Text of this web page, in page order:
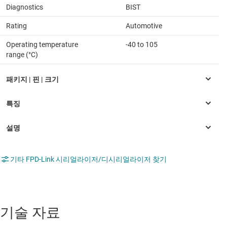
Diagnostics BIST
Rating Automotive
Operating temperature
range (°C)
-40 to 105
기타 FPD-Link 시리얼라이저/디시리얼라이저 찾기
기술 자료